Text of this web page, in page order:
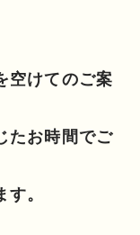
空けてのご案
たお時間でご
。